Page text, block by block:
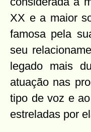
XX e a maior
famosa pela
seu
legado mais
atuação nas
tipo de voz e
estreladas por